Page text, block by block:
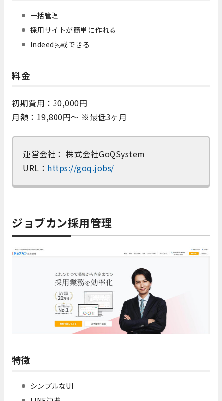
一括管理
採用サイトが簡単に作れる
Indeed掲載できる
料金
初期費用：30,000円
月額：19,800円～ ※最低3ヶ月
運営会社： 株式会社GoQSystem
URL： https://goq.jobs/
ジョブカン採用管理
特徴
シンプルなUI